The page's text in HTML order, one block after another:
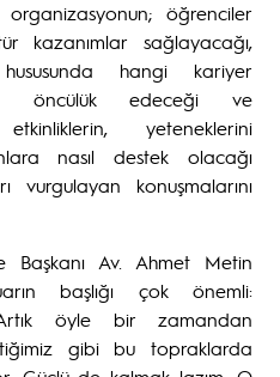
öğrenciler
kazanımlar sağlayacağı,
hangi kariyer
öncülük edeceği ve
yeteneklerini
nasıl destek olacağı
vurgulayan konuşmalarını
Başkanı Av. Ahmet Metin
başlığı çok önemli:
öyle bir zamandan
gibi bu topraklarda